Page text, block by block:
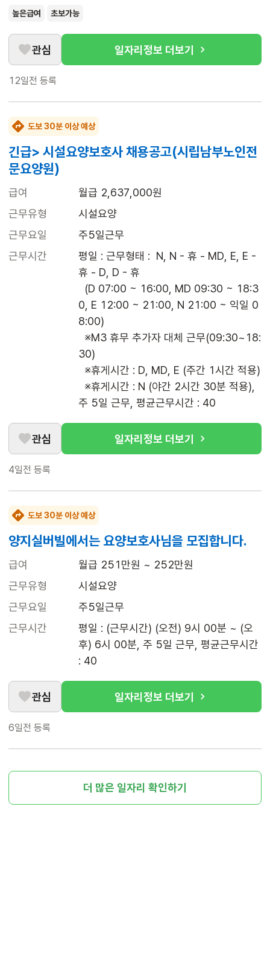
높은급여 초보가능
관심 일자리정보 더보기
12일전 등록
도보 30분 이상 예상
긴급> 시설요양보호사 채용공고(시립남부노인전
문요양원)
급여
월급 2,637,000원
근무유형
시설요양
근무요일
주5일근무
근무시간
평일 : 근무형태 :  N, N - 휴 - MD, E, E -
휴 - D, D - 휴
0, E 12:00 ~ 21:00, N 21:00 ~ 익일 0
8:00)
30)
주 5일 근무, 평균근무시간 : 40
관심 일자리정보 더보기
4일전 등록
도보 30분 이상 예상
양지실버빌에서는 요양보호사님을 모집합니다.
급여
월급 251만원 ~ 252만원
근무유형
시설요양
근무요일
주5일근무
근무시간
평일 : (근무시간) (오전) 9시 00분 ~ (오
후) 6시 00분, 주 5일 근무, 평균근무시간
: 40
관심 일자리정보 더보기
6일전 등록
더 많은 일자리 확인하기